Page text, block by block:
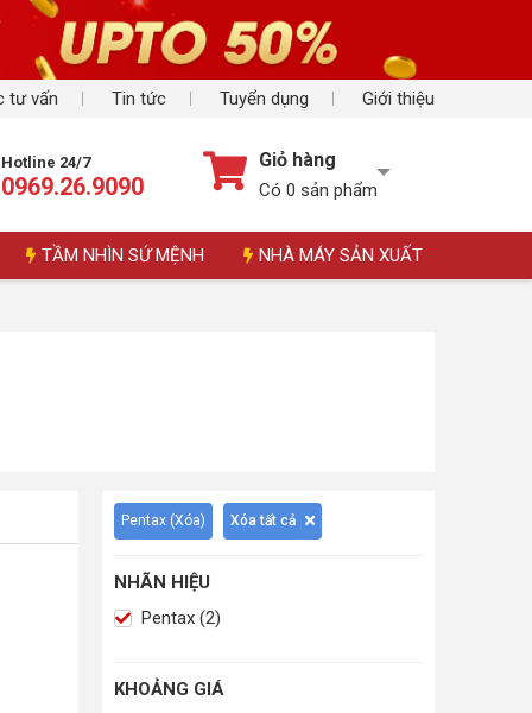
tư vấn Tin tức Tuyển dụng Giới thiệu
Hotline 24/7
0969.26.9090
Giỏ hàng
Có 0 sản phẩm
TẦM NHÌN SỨ MỆNH NHÀ MÁY SẢN XUẤT
Pentax (Xóa) Xóa tất cả
NHÃN HIỆU
Pentax (2)
KHOẢNG GIÁ